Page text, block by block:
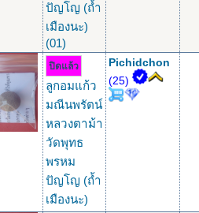
ปัญโญ (ถ้ำ
เมืองนะ)
(01)
ปิดแล้ว
ลูกอมแก้ว
มณีนพรัตน์
หลวงตาม้า
วัดพุทธ
พรหม
ปัญโญ (ถ้ำ
เมืองนะ)
Pichidchon
(25)